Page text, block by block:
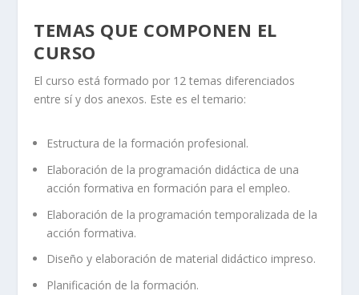
TEMAS QUE COMPONEN EL
CURSO
El curso está formado por 12 temas diferenciados
entre sí y dos anexos. Este es el temario:
Estructura de la formación profesional.
Elaboración de la programación didáctica de una
acción formativa en formación para el empleo.
Elaboración de la programación temporalizada de la
acción formativa.
Diseño y elaboración de material didáctico impreso.
Planificación de la formación.